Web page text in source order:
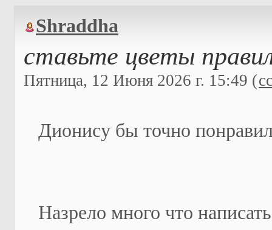
Shraddha
ставьте цветы
Пятница, 12 Июня 2026 г. 15:49 (
Дионису бы точно
Назрело много что